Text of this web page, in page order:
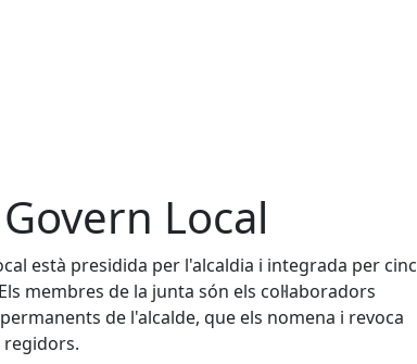
Local
està presidida per l'alcaldia i integrada per cinc
membres de la junta són els col·laboradors
de l'alcalde, que els nomena i revoca